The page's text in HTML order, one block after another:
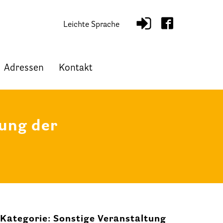
Leichte Sprache
Adressen Kontakt
der
Kategorie: Sonstige Veranstaltung